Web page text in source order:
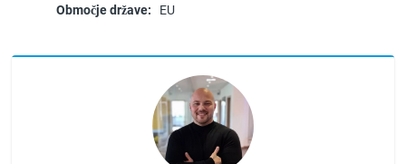
Območje države:
EU